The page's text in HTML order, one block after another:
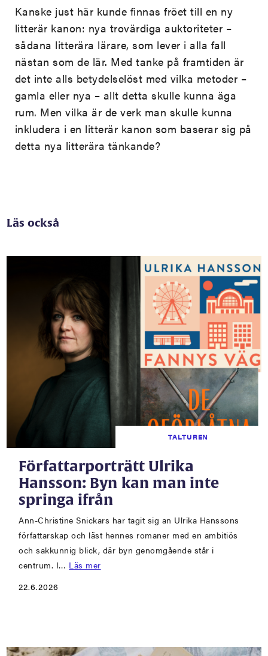
Kanske just här kunde finnas fröet till en ny
litterär kanon: nya trovärdiga auktoriteter –
sådana litterära lärare, som lever i alla fall
nästan som de lär. Med tanke på framtiden är
det inte alls betydelselöst med vilka metoder –
gamla eller nya – allt detta skulle kunna äga
rum. Men vilka är de verk man skulle kunna
inkludera i en litterär kanon som baserar sig på
detta nya litterära tänkande?
Läs också
TALTUREN
Författarporträtt Ulrika
Hansson: Byn kan man inte
springa ifrån
Ann-Christine Snickars har tagit sig an Ulrika Hanssons
författarskap och läst hennes romaner med en ambitiös
och sakkunnig blick, där byn genomgående står i
centrum. I… Läs mer
22.6.2026